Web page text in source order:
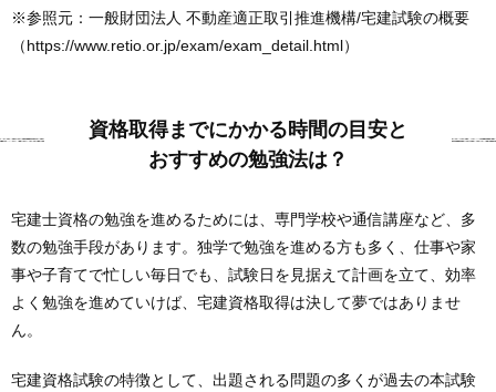
※参照元：一般財団法人 不動産適正取引推進機構/宅建試験の概要
（https://www.retio.or.jp/exam/exam_detail.html）
資格取得までにかかる時間の目安と
おすすめの勉強法は？
宅建士資格の勉強を進めるためには、専門学校や通信講座など、多
数の勉強手段があります。独学で勉強を進める方も多く、仕事や家
事や子育てで忙しい毎日でも、試験日を見据えて計画を立て、効率
よく勉強を進めていけば、宅建資格取得は決して夢ではありませ
ん。
宅建資格試験の特徴として、出題される問題の多くが過去の本試験